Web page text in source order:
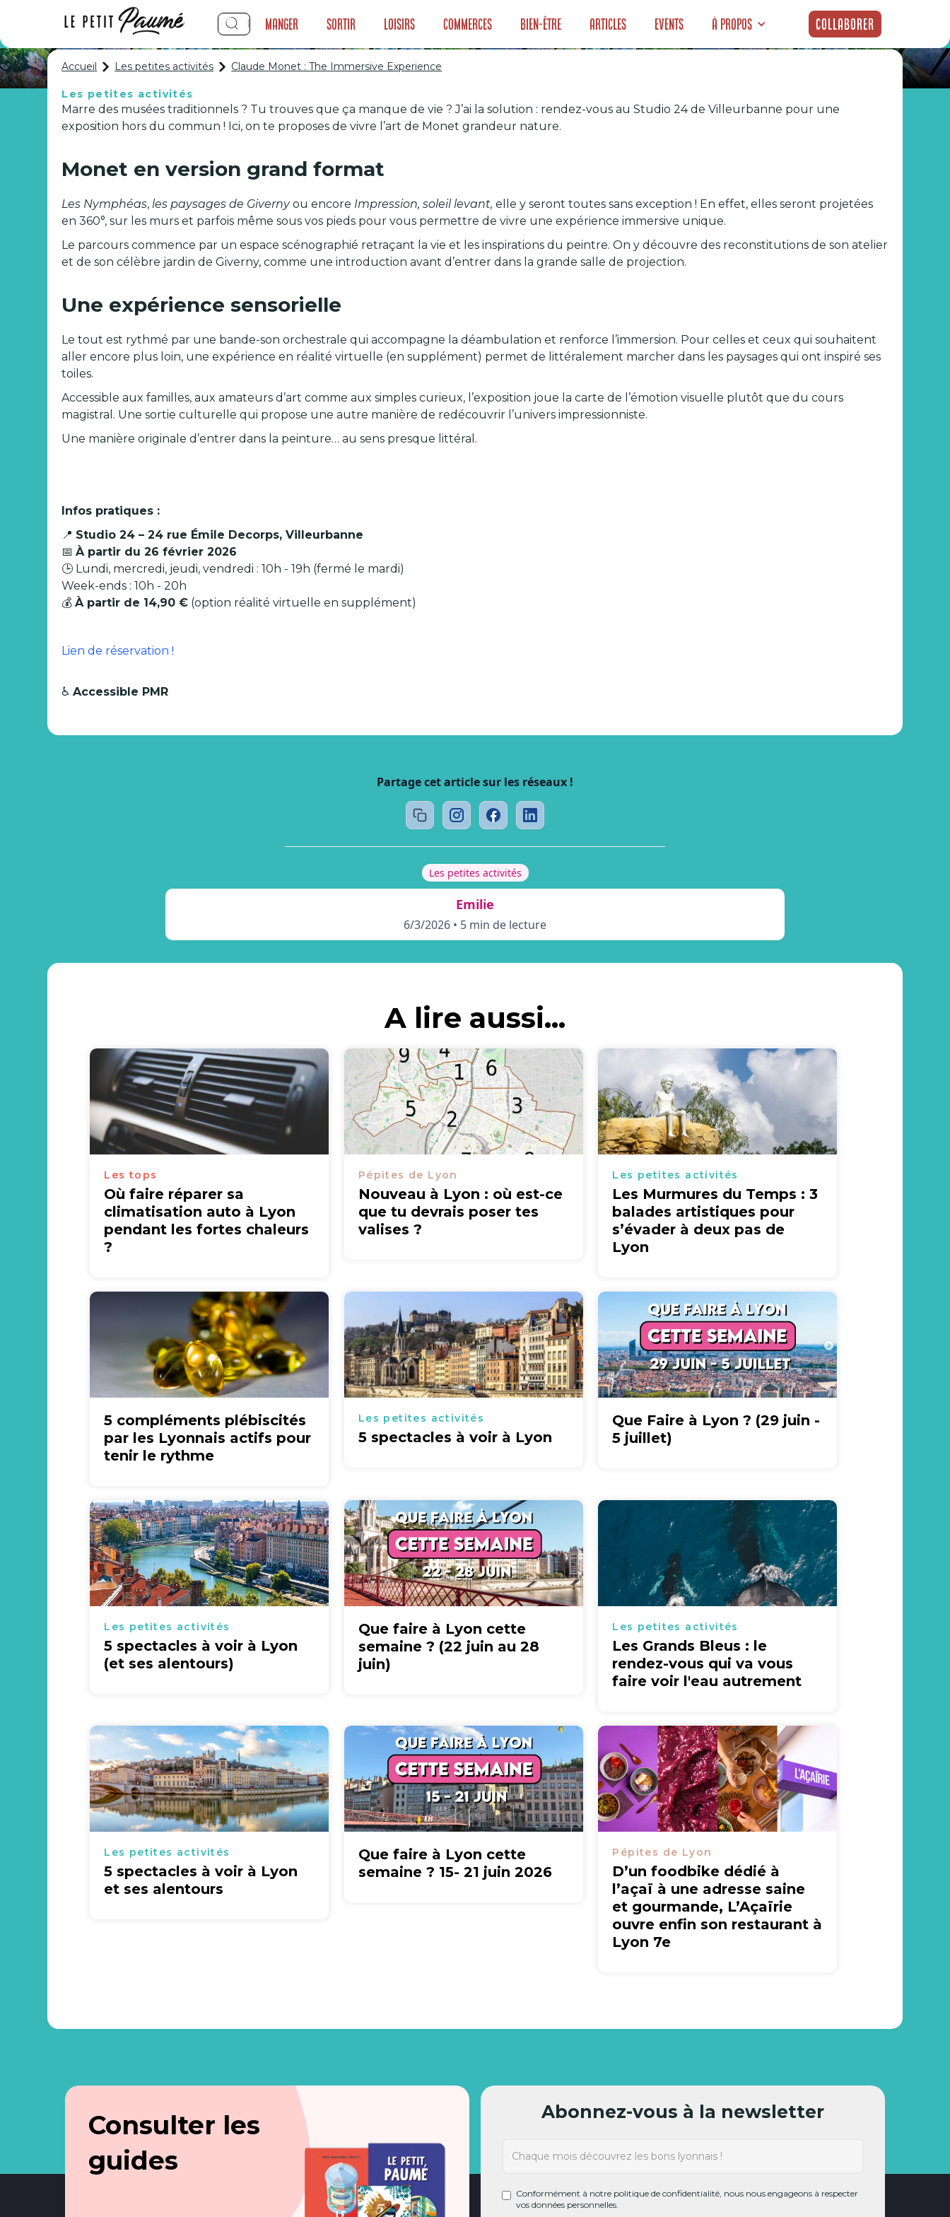
Manger Sortir Loisirs Commerces Bien-être Articles Events À propos Collaborer
Claude Monet : The Immersive Experience
Accueil Les petites activités Claude Monet : The Immersive Experience
Les petites activités
Marre des musées traditionnels ? Tu trouves que ça manque de vie ? J’ai la solution : rendez-vous au Studio 24 de Villeurbanne pour une
exposition hors du commun ! Ici, on te proposes de vivre l’art de Monet grandeur nature.
Monet en version grand format
Les Nymphéas,les paysages de Givernyou encore Impression, soleil levant,elle y seront toutes sans exception ! En effet, elles seront projetées
en 360°, sur les murs et parfois même sous vos pieds pour vous permettre de vivre une expérience immersive unique.
Le parcours commence par un espace scénographié retraçant la vie et les inspirations du peintre. On y découvre des reconstitutions de son atelier
et de son célèbre jardin de Giverny, comme une introduction avant d’entrer dans la grande salle de projection.
Une expérience sensorielle
Le tout est rythmé par une bande-son orchestrale qui accompagne la déambulation et renforce l’immersion. Pour celles et ceux qui souhaitent
aller encore plus loin, une expérience en réalité virtuelle (en supplément) permet de littéralement marcher dans les paysages qui ont inspiré ses
toiles.
Accessible aux familles, aux amateurs d’art comme aux simples curieux, l’exposition joue la carte de l’émotion visuelle plutôt que du cours
magistral. Une sortie culturelle qui propose une autre manière de redécouvrir l’univers impressionniste.
Une manière originale d’entrer dans la peinture… au sens presque littéral.
Infos pratiques :
📍 Studio 24 – 24 rue Émile Decorps, Villeurbanne
📅À partir du 26 février 2026
🕒 Lundi, mercredi, jeudi, vendredi : 10h - 19h (fermé le mardi)
Week-ends : 10h - 20h
💰À partir de 14,90 € (option réalité virtuelle en supplément)
Lien de réservation !
♿Accessible PMR
Partage cet article sur les réseaux !
Les petites activités
Emilie
6/3/2026 • 5 min de lecture
A lire aussi...
Les tops
Où faire réparer sa
climatisation auto à Lyon
pendant les fortes chaleurs
?
Pépites de Lyon
Nouveau à Lyon : où est-ce
que tu devrais poser tes
valises ?
Les petites activités
Les Murmures du Temps : 3
balades artistiques pour
s’évader à deux pas de
Lyon
5 compléments plébiscités
par les Lyonnais actifs pour
tenir le rythme
Les petites activités
5 spectacles à voir à Lyon
Que Faire à Lyon ? (29 juin -
5 juillet)
Les petites activités
5 spectacles à voir à Lyon
(et ses alentours)
Que faire à Lyon cette
semaine ? (22 juin au 28
juin)
Les petites activités
Les Grands Bleus : le
rendez-vous qui va vous
faire voir l'eau autrement
Les petites activités
5 spectacles à voir à Lyon
et ses alentours
Que faire à Lyon cette
semaine ? 15- 21 juin 2026
Pépites de Lyon
D’un foodbike dédié à
l’açaï à une adresse saine
et gourmande, L’Açaïrie
ouvre enfin son restaurant à
Lyon 7e
Consulter les
guides
Abonnez-vous à la newsletter
Conformément à notre politique de confidentialité, nous nous engageons à respecter
vos données personnelles.